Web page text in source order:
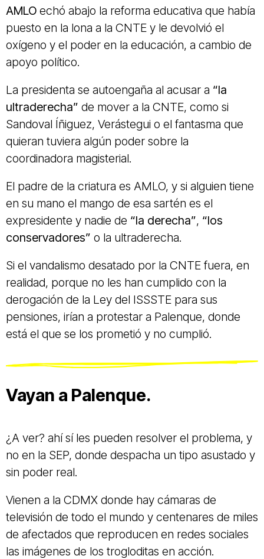
AMLO echó abajo la reforma educativa que había
puesto en la lona a la CNTE y le devolvió el
oxígeno y el poder en la educación, a cambio de
apoyo político.
La presidenta se autoengaña al acusar a “la
ultraderecha” de mover a la CNTE, como si
Sandoval Íñiguez, Verástegui o el fantasma que
quieran tuviera algún poder sobre la
coordinadora magisterial.
El padre de la criatura es AMLO, y si alguien tiene
en su mano el mango de esa sartén es el
expresidente y nadie de “la derecha”, “los
conservadores” o la ultraderecha.
Si el vandalismo desatado por la CNTE fuera, en
realidad, porque no les han cumplido con la
derogación de la Ley del ISSSTE para sus
pensiones, irían a protestar a Palenque, donde
está el que se los prometió y no cumplió.
Vayan a Palenque.
¿A ver? ahí sí les pueden resolver el problema, y
no en la SEP, donde despacha un tipo asustado y
sin poder real.
Vienen a la CDMX donde hay cámaras de
televisión de todo el mundo y centenares de miles
de afectados que reproducen en redes sociales
las imágenes de los trogloditas en acción.